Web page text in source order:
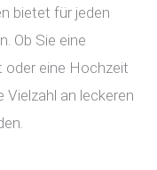
bietet für jeden
Ob Sie eine
oder eine Hochzeit
Vielzahl an leckeren